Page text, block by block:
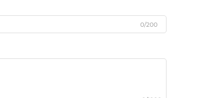
0/200